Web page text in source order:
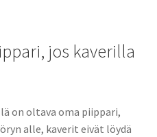
jos kaverilla
on oltava oma piippari,
alle, kaverit eivät löydä